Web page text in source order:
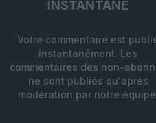
INSTANTANÉ
Votre commentaire est
instantanément. Les
commentaires des non-
ne sont publiés qu'après
modération par notre